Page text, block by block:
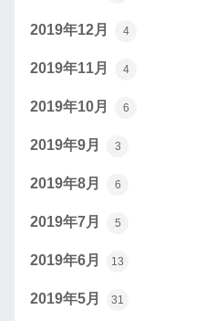
2019年12月 4
2019年11月 4
2019年10月 6
2019年9月 3
2019年8月 6
2019年7月 5
2019年6月 13
2019年5月 31